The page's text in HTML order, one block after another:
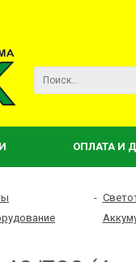
ОПЛАТА И
-